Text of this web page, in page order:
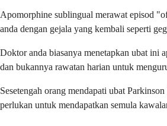
Apomorphine sublingual merawat episod
anda dengan gejala yang kembali seperti
Doktor anda biasanya menetapkan ubat ini
dan bukannya rawatan harian untuk
Sesetengah orang mendapati ubat
perlukan untuk mendapatkan semula